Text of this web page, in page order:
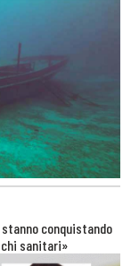
conquistando
sanitari»